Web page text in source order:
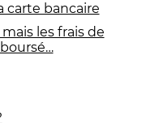
carte bancaire
les frais de